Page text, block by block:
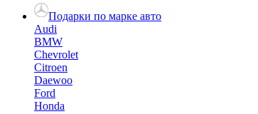
Подарки по марке авто
Audi
BMW
Chevrolet
Citroen
Daewoo
Ford
Honda